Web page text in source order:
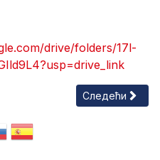
drive/folders/17l-
запремање комуналних и
Следећи
Следећи